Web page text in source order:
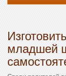
младшей